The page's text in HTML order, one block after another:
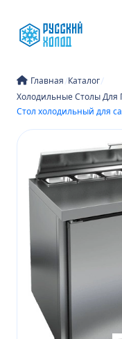
содержимому
Главная/Каталог/
Холодильные Столы
Стол холодильный для